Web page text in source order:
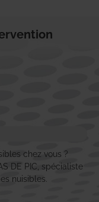
chez vous ?
DE PIC, spécialiste
nuisibles.